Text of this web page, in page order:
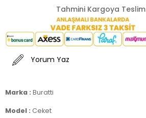
Tahmini Kargoya Teslim
Yorum Yaz
Marka : Buratti
Model : Ceket